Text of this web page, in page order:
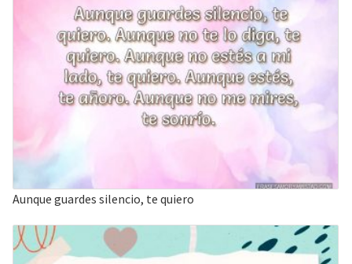
Aunque guardes silencio, te quiero